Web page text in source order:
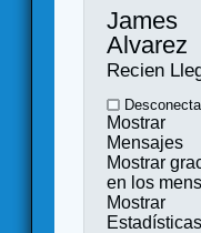
James
Alvarez
Recien
Mostrar
Mensajes
Mostrar
en los
Mostrar
Estadísticas